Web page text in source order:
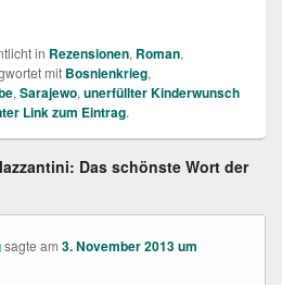
in Rezensionen, Roman,
mit Bosnienkrieg,
, Sarajewo, unerfüllter Kinderwunsch
Link zum Eintrag.
Das schönste Wort der
sagte am3. November 2013 um